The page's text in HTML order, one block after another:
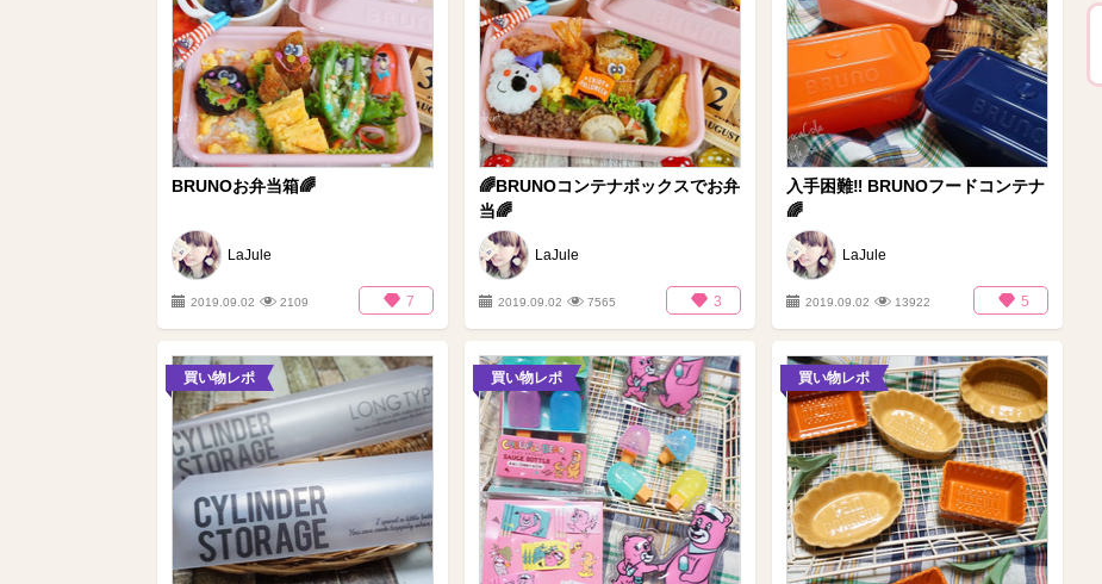
BRUNOお弁当箱🌈
LaJule
2019.09.02 2109 7
🌈BRUNOコンテナボックスでお弁
当🌈
LaJule
2019.09.02 7565 3
入手困難‼️ BRUNOフードコンテナ
🌈
LaJule
2019.09.02 13922 5
買い物レポ 買い物レポ 買い物レポ